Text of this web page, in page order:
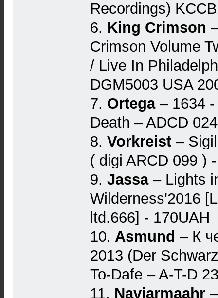
Recordings)
6. King Crimson
Crimson Volume
/ Live In
DGM5003 USA
7. Ortega– 1634 -
Death – ADCD
8. Vorkreist ‎–
( digi ARCD 099 )
9. Jassa ‎– Lights
Wilderness'2016
ltd.666] - 170UAH
10. Asmund ‎– К
2013 (Der
To-Dafe ‎– A-T-D
11. Navjarmaahr